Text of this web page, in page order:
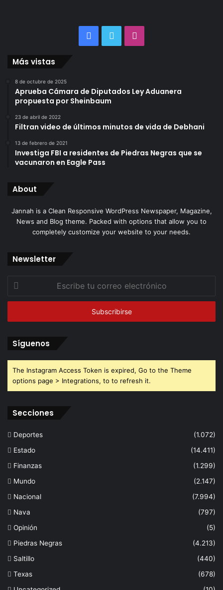
Facebook
Twitter
Más vistas
8 de octubre de 2025
Aprueba Cámara de Diputados Ley Aduanera
propuesta por Sheinbaum
23 de abril de 2022
Filtran video de últimos minutos de vida de Debhani
13 de febrero de 2021
Investiga FBI a residentes de Piedras Negras que se
vacunaron en Eagle Pass
About
Jannah is a Clean Responsive WordPress Newspaper, Magazine,
News and Blog theme. Packed with options that allow you to
completely customize your website to your needs.
Newsletter
Escribe
correo
Síguenos
The Instagram Access Token is expired, Go to the Theme
options page > Integrations, to to refresh it.
Secciones
Deportes
(1.072)
Estado
(14.411)
Finanzas
(1.299)
Mundo
(2.147)
Nacional
(7.994)
Nava
(797)
Opinión
(5)
Piedras Negras
(4.213)
Saltillo
(440)
Texas
(678)